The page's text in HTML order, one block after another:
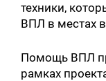
техники,
ВПЛ в местах
Помощь ВПЛ
рамках